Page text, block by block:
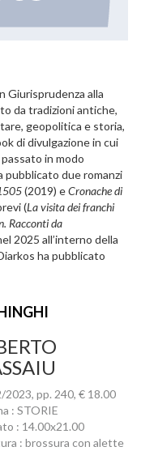
Giurisprudenza alla
da tradizioni antiche,
geopolitica e storia,
di divulgazione in cui
in modo
pubblicato due romanzi
(2019) eCronache di
(La visita dei franchi
Racconti da
2025 all’interno della
ha pubblicato
2023, pp. 240, € 18.00
: STORIE
: 14.00x21.00
: brossura con alette